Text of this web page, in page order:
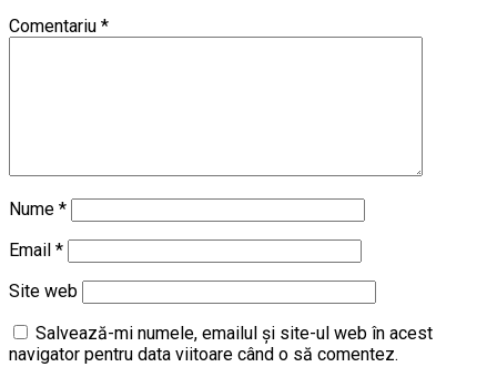
Comentariu *
Nume *
Email *
Site web
Salvează-mi numele, emailul și site-ul web în acest
navigator pentru data viitoare când o să comentez.